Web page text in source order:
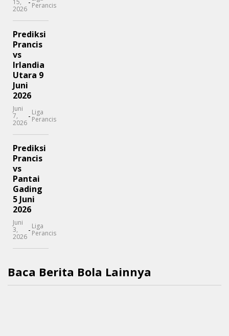
2026 Perancis
Prediksi
Prancis
vs
Irlandia
Utara 9
Juni
2026
Juni
7,
2026
- Liga
Perancis
Prediksi
Prancis
vs
Pantai
Gading
5 Juni
2026
Juni
3,
2026
- Liga
Perancis
Baca Berita Bola Lainnya